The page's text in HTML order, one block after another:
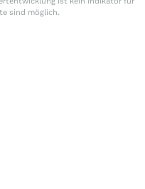
sind möglich.